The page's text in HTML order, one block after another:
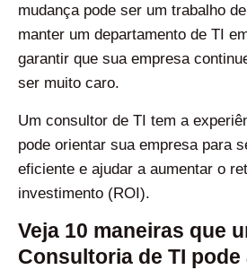
mudança pode ser um trabalho
manter um departamento de TI
garantir que sua empresa
ser muito caro.
Um consultor de TI tem a
pode orientar sua empresa para
eficiente e ajudar a aumentar o
investimento (ROI).
Veja 10 maneiras que
Consultoria de TI pode